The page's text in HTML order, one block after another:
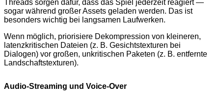
Threads sorgen dafür, dass das Spiel jederzeit reagiert —
sogar während großer Assets geladen werden. Das ist
besonders wichtig bei langsamen Laufwerken.
Wenn möglich, priorisiere Dekompression von kleineren,
latenzkritischen Dateien (z. B. Gesichtstexturen bei
Dialogen) vor großen, unkritischen Paketen (z. B. entfernte
Landschaftstexturen).
Audio-Streaming und Voice-Over